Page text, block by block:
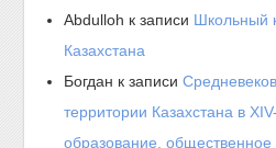
Abdulloh к записи Школьный
Казахстана
Богдан к записи
территории Казахстана в
образование, общественное